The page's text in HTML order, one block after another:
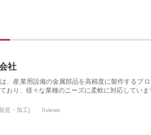
社
、産業用設備の金属部品を高精度に製作するプ
おり、様々な業種のニーズに柔軟に対応してい
造・加工] 0views